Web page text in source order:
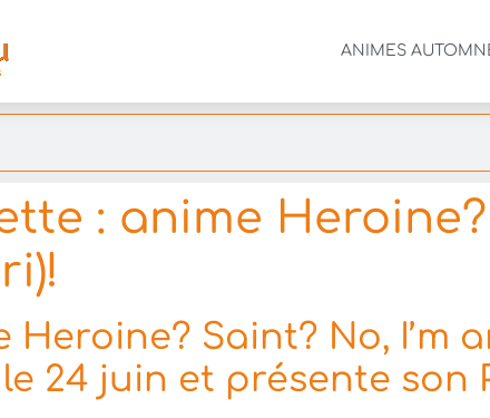
ANIMES
: anime
Heroine? Saint? No, I’m
24 juin et présente son